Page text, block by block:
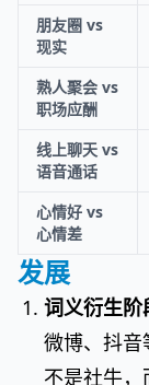
朋友圈 vs
现实
熟人聚会 vs
职场应酬
线上聊天 vs
语音通话
心情好 vs
心情差
发展
词义衍生阶
微博、抖音
不是社牛，